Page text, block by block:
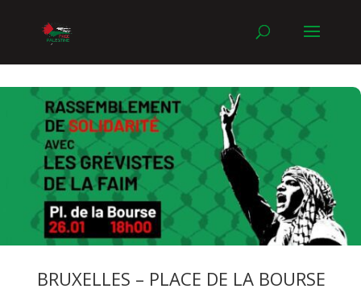
BRUXELLES – PLACE DE LA BOURSE